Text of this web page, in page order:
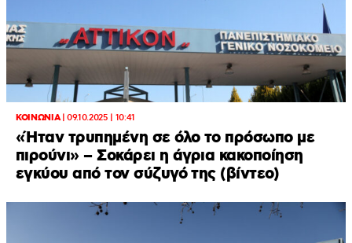
ΚΟΙΝΩΝΙΑ|09.10.2025 | 10:41
«Ήταν τρυπημένη σε όλο το πρόσωπο με
πιρούνι» – Σοκάρει η άγρια κακοποίηση
εγκύου από τον σύζυγό της (βίντεο)